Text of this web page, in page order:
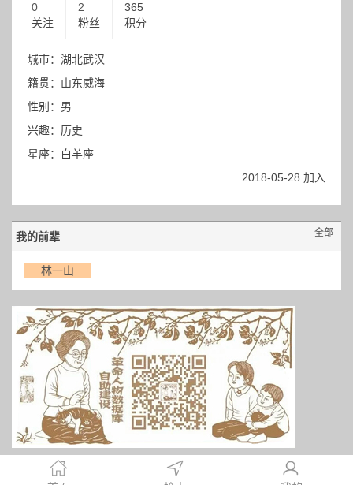
0
关注
2
粉丝
365
积分
城市：湖北武汉
籍贯：山东威海
性别：男
兴趣：历史
星座：白羊座
2018-05-28 加入
我的前辈 全部
林一山